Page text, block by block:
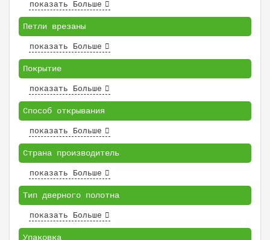
показать Больше
Петли врезаны
показать Больше
Покрытие
показать Больше
Способ открывания
показать Больше
Страна производитель
показать Больше
Тип дверного полотна
показать Больше
Упаковка